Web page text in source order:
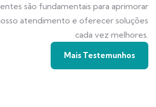
são fundamentais para aprimorar
atendimento e oferecer soluções
cada vez melhores.
Mais Testemunhos